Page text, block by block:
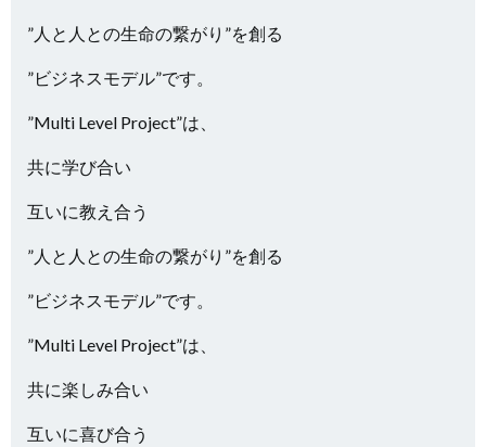
”人と人との生命の繋がり”を創る
”ビジネスモデル”です。
”Multi Level Project”は、
共に学び合い
互いに教え合う
”人と人との生命の繋がり”を創る
”ビジネスモデル”です。
”Multi Level Project”は、
共に楽しみ合い
互いに喜び合う